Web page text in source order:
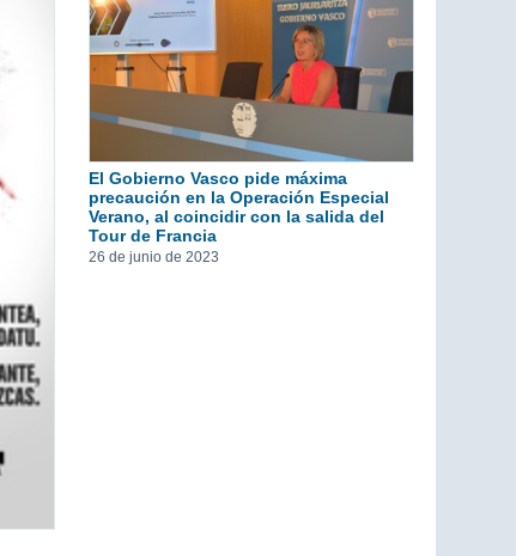
El Gobierno Vasco pide máxima
precaución en la Operación Especial
Verano, al coincidir con la salida del
Tour de Francia
26 de junio de 2023